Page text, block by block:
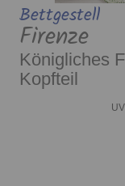
Bettgestell
Firenze
Königliches
Kopfteil